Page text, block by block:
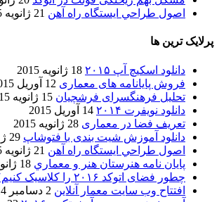
اصول طراحي ایستگاه راه آهن 21 ژانویه 2015
پرلایک ترین ها
دانلود اسکیچ آپ ۲۰۱۵
18 ژانویه 2015
فروش پایانامه های معماری 12 آوریل 2015
تحلیل فرهنگسرای فرشچیان 15 ژانویه 2015
دانلود نویفرت ۲۰۱۴
14 آوریل 2015
تعریف فضا در معماری 28 ژانویه 2015
دانلود آموزش شیت بندی با فتوشاپ 29 ژوئن 2015
اصول طراحي ایستگاه راه آهن 21 ژانویه 2015
پایان نامه هنرستان هنر و معماري 18 ژانویه 2015
چطور فضای اتوکد ۲۰۱۶ را کلاسیک کنیم؟
افتتاح وب سایت معمار آنلاین 2 دسامبر 2014